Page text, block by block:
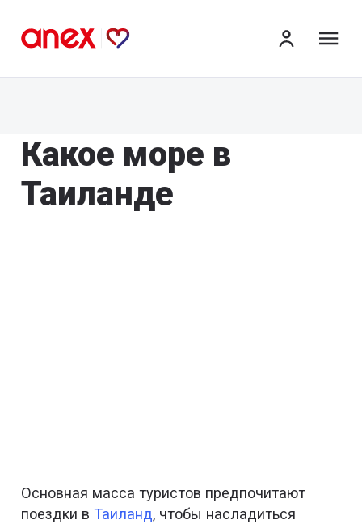
Какое море в
Таиланде
Основная масса туристов предпочитают
поездки вТаиланд, чтобы насладиться